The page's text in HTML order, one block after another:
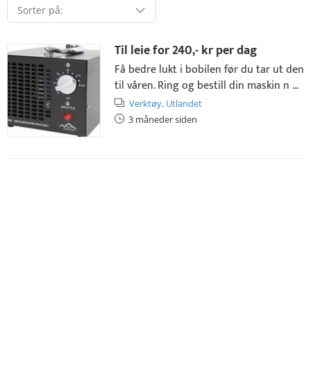
Til leie for240,- krper dag
Få bedre lukt i bobilen før du tar ut den
til våren. Ring og bestill din maskin n ...
Verktøy, Utlandet
3 måneder siden